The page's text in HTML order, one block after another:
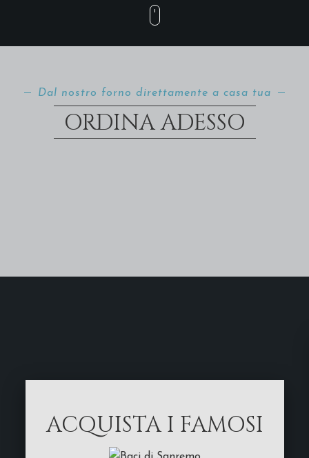
Dal nostro forno direttamente a casa tua
ORDINA ADESSO
ACQUISTA I FAMOSI